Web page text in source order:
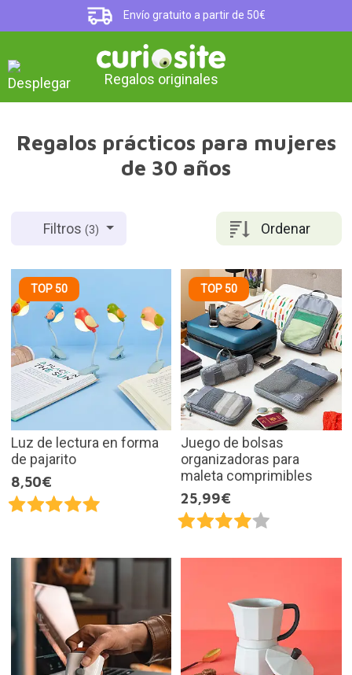
Envío gratuito a partir de 50€
Regalos originales
Regalos prácticos para mujeres
de 30 años
Ordenar
Filtros(3)
TOP 50
Luz de lectura en forma
de pajarito
8,50€
TOP 50
Juego de bolsas
organizadoras para
maleta comprimibles
25,99€